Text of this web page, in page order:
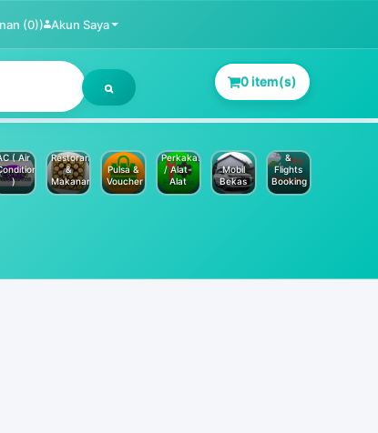
(0)) Akun Saya
0 item(s)
( Air
)
Restoran
&
Makanan
Pulsa &
Voucher
Perkakas
/ Alat-
Alat
Mobil
Bekas
&
Flights
Booking